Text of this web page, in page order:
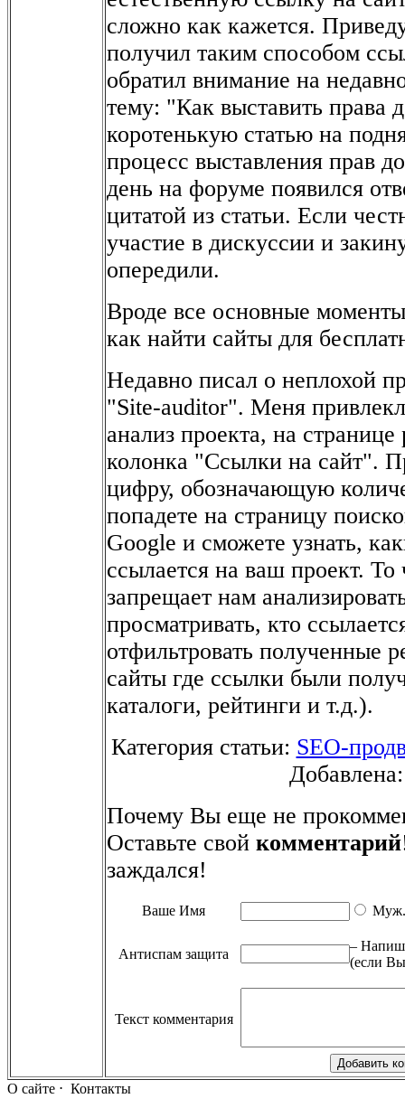
сложно как кажется.
получил таким способом
обратил внимание на
тему: "Как выставить права
коротенькую статью на
процесс выставления прав
день на форуме появился
цитатой из статьи. Если
участие в дискуссии и
опередили.
Вроде все основные
как найти сайты для
Недавно писал о неплохой
"Site-auditor". Меня
анализ проекта, на странице
колонка "Ссылки на сайт".
цифру, обозначающую
попадете на страницу
Google и сможете узнать,
ссылается на ваш проект.
запрещает нам
просматривать, кто
отфильтровать полученные
сайты где ссылки были
каталоги, рейтинги и т.д.).
Категория статьи: SEO-
Почему Вы еще не
Оставьте свой комментарий
заждался!
Ваше Имя
Антиспам защита
–
(если Вы
Текст комментария
О сайте ⋅ Контакты